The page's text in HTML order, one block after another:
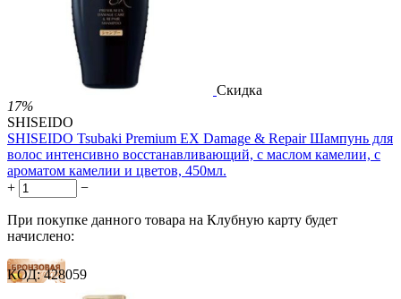
Скидка
17%
SHISEIDO
SHISEIDO Tsubaki Premium EX Damage & Repair Шампунь для
волос интенсивно восстанавливающий, с маслом камелии, с
ароматом камелии и цветов, 450мл.
+
−
При покупке данного товара на Клубную карту будет
начислено:
КОД: 428059